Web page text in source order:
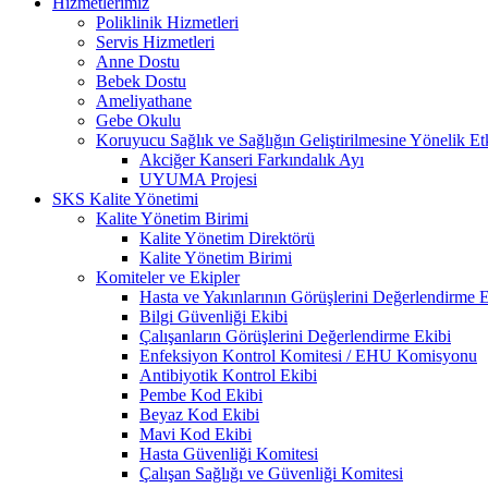
Poliklinik Hizmetleri
Servis Hizmetleri
Anne Dostu
Bebek Dostu
Ameliyathane
Gebe Okulu
Koruyucu Sağlık ve Sağlığın Geliştirilmesine Yönelik
Akciğer Kanseri Farkındalık Ayı
UYUMA Projesi
SKS Kalite Yönetimi
Kalite Yönetim Birimi
Kalite Yönetim Direktörü
Kalite Yönetim Birimi
Komiteler ve Ekipler
Hasta ve Yakınlarının Görüşlerini Değerlendirme
Bilgi Güvenliği Ekibi
Çalışanların Görüşlerini Değerlendirme Ekibi
Enfeksiyon Kontrol Komitesi / EHU Komisyonu
Antibiyotik Kontrol Ekibi
Pembe Kod Ekibi
Beyaz Kod Ekibi
Mavi Kod Ekibi
Hasta Güvenliği Komitesi
Çalışan Sağlığı ve Güvenliği Komitesi